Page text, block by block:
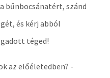
bűnbocsánatért, szánd
és kérj abból
téged!
az előéletedben? -